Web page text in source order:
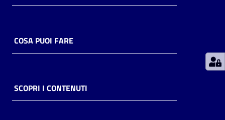
Seguici
COSA PUOI FARE
SCOPRI I CONTENUTI